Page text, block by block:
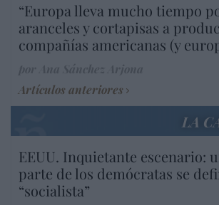
“Europa lleva mucho tiempo
aranceles y cortapisas a
compañías americanas (y
Artículos anteriores
LA
EEUU. Inquietante escenario:
parte de los demócratas se
“socialista”